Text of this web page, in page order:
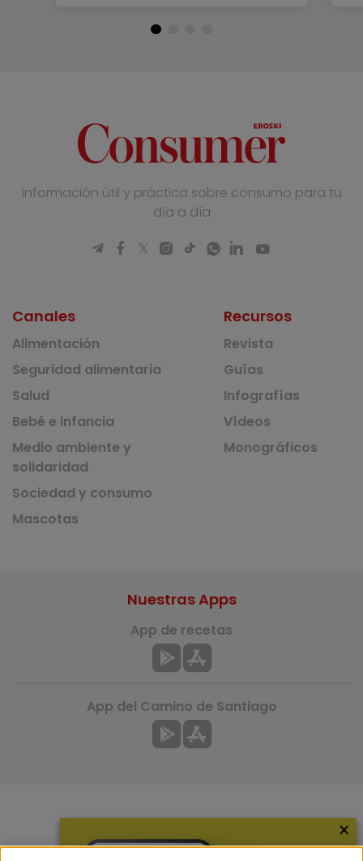
Información útil y práctica sobre consumo para tu
día a día
Canales
Alimentación
Seguridad alimentaria
Salud
Bebé e infancia
Medio ambiente y
solidaridad
Sociedad y consumo
Mascotas
Recursos
Revista
Guías
Infografías
Vídeos
Monográficos
Nuestras Apps
App de recetas
App del Camino de Santiago
×